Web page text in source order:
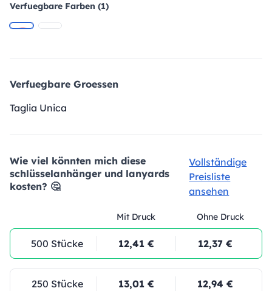
Verfuegbare Farben (1)
Verfuegbare Groessen
Taglia Unica
Wie viel könnten mich diese
schlüsselanhänger und lanyards
kosten? 🤔
Vollständige
Preisliste
ansehen
Mit Druck Ohne Druck
500 Stücke 12,41 € 12,37 €
250 Stücke 13,01 € 12,94 €